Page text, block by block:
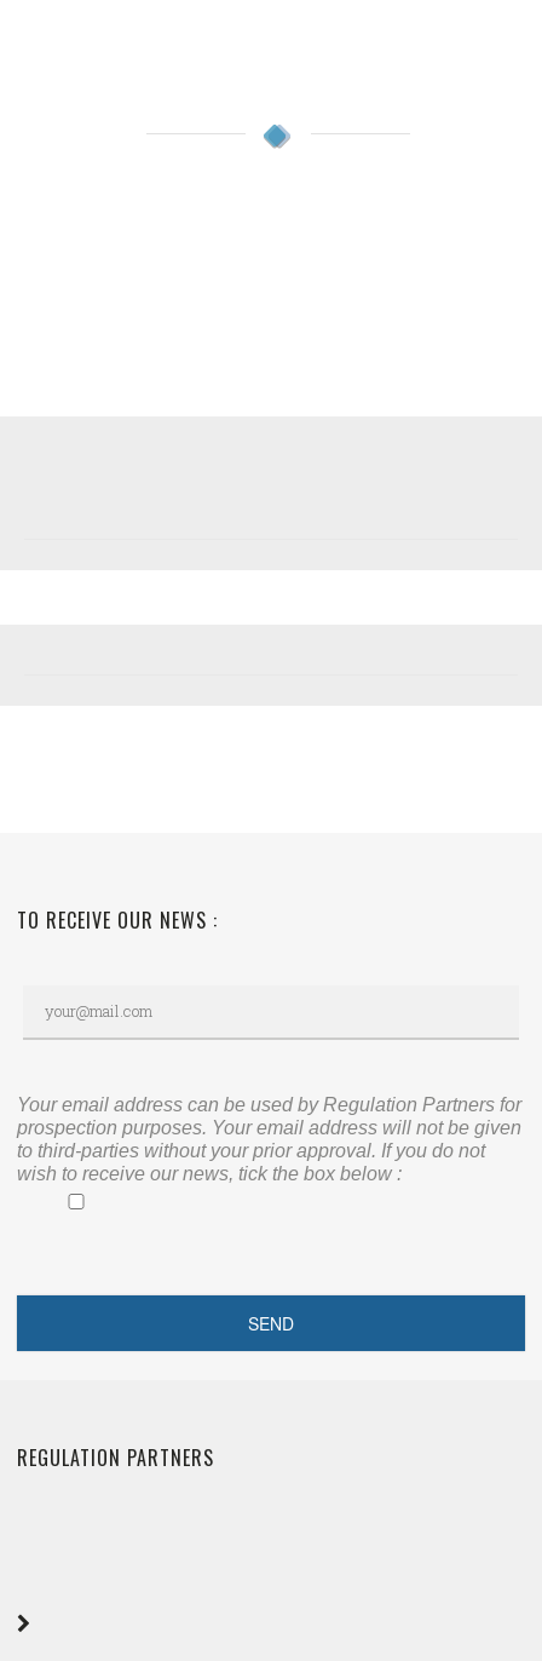
TO RECEIVE OUR NEWS :
Your email address can be used by Regulation Partners for
prospection purposes. Your email address will not be given
to third-parties without your prior approval. If you do not
wish to receive our news, tick the box below :
REGULATION PARTNERS